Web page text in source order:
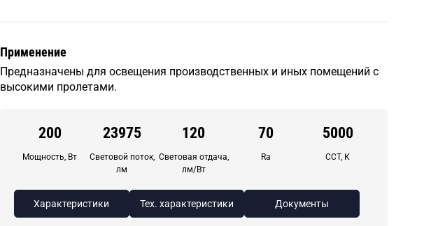
Применение
Предназначены для освещения производственных и иных помещений с
высокими пролетами.
200
Мощность, Вт
23975
Световой поток,
лм
120
Световая отдача,
лм/Вт
70
Ra
5000
CCT, К
Характеристики Тех. характеристики Документы